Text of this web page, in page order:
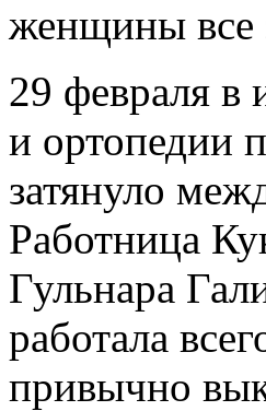
женщины все
29 февраля в
и ортопедии
затянуло
Работница
Гульнара
работала
привычно